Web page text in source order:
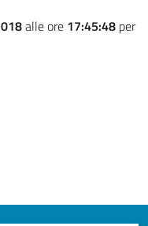
alle ore 17:45:48 per